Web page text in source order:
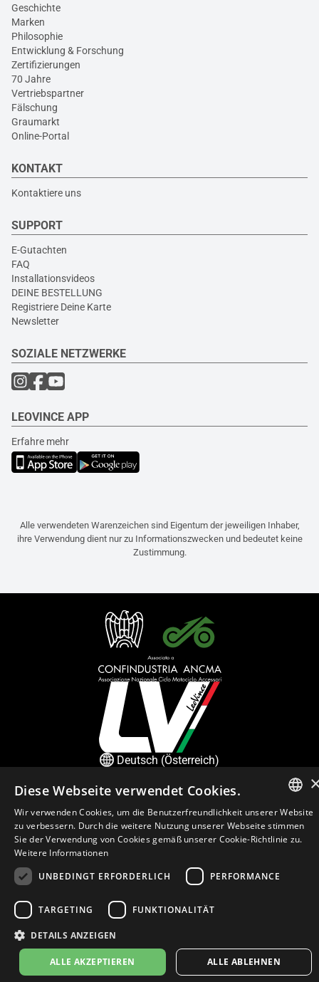
Geschichte
Marken
Philosophie
Entwicklung & Forschung
Zertifizierungen
70 Jahre
Vertriebspartner
Fälschung
Graumarkt
Online-Portal
KONTAKT
Kontaktiere uns
SUPPORT
E-Gutachten
FAQ
Installationsvideos
DEINE BESTELLUNG
Registriere Deine Karte
Newsletter
SOZIALE NETZWERKE
LEOVINCE APP
Erfahre mehr
Alle verwendeten Warenzeichen sind Eigentum der jeweiligen Inhaber,
ihre Verwendung dient nur zu Informationszwecken und bedeutet keine
Zustimmung.
Deutsch (Österreich)
© 2026 leovince.com by BELGROVE -
Geschäftsrichtlinien
ENGLISH
Diese Webseite verwendet Cookies.
Wir verwenden Cookies, um die Benutzerfreundlichkeit unserer Website
zu verbessern. Durch die weitere Nutzung unserer Webseite stimmen
Sie der Verwendung von Cookies gemäß unserer Cookie-Richtlinie zu.
Weitere Informationen
UNBEDINGT ERFORDERLICH
PERFORMANCE
TARGETING FUNKTIONALITÄT
DETAILS ANZEIGEN
ALLE AKZEPTIEREN ALLE ABLEHNEN